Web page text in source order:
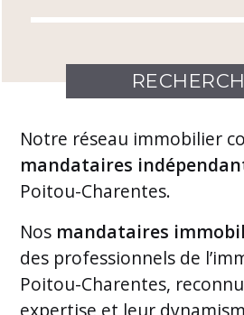
Notre réseau immobilier
mandataires
Poitou-Charentes.
Nos mandataires
des professionnels de
Poitou-Charentes,
expertise et leur